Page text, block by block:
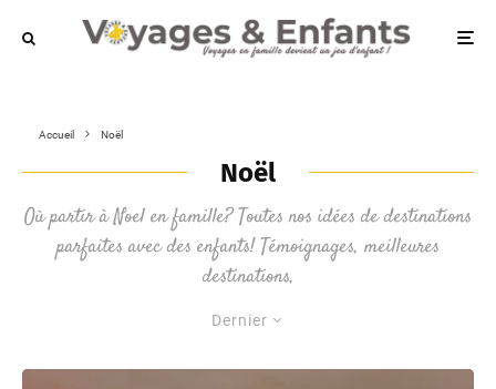
Accueil Noël
Noël
Où partir à Noel en famille? Toutes nos idées de destinations
parfaites avec des enfants! Témoignages, meilleures
destinations,
Dernier